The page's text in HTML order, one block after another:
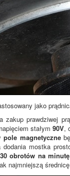
jako
zakup prawdziwej
stałym 90V,
pole magnetyczne
mostka
obrotów na minutę
najmniejszą